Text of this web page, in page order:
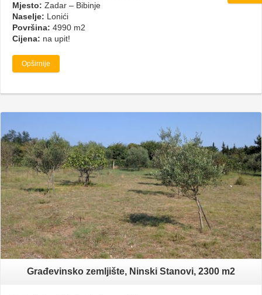
Mjesto: Zadar – Bibinje
Naselje: Lonići
Površina: 4990 m2
Cijena: na upit!
Opširnije
Građevinsko zemljište, Ninski Stanovi, 2300 m2